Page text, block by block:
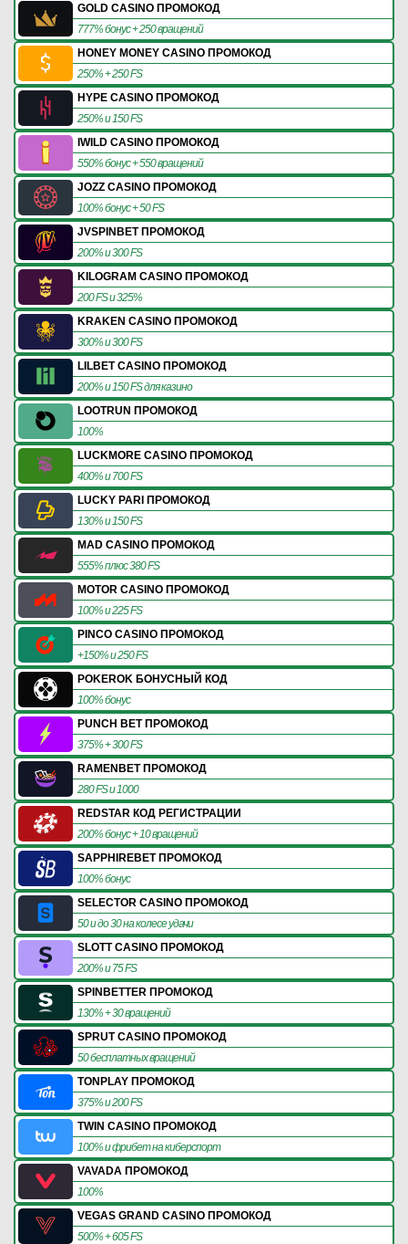
GOLD CASINO ПРОМОКОД
777% бонус + 250 вращений
HONEY MONEY CASINO ПРОМОКОД
250% + 250 FS
HYPE CASINO ПРОМОКОД
250% и 150 FS
IWILD CASINO ПРОМОКОД
550% бонус + 550 вращений
JOZZ CASINO ПРОМОКОД
100% бонус + 50 FS
JVSPINBET ПРОМОКОД
200% и 300 FS
KILOGRAM CASINO ПРОМОКОД
200 FS и 325%
KRAKEN CASINO ПРОМОКОД
300% и 300 FS
LILBET CASINO ПРОМОКОД
200% и 150 FS для казино
LOOTRUN ПРОМОКОД
100%
LUCKMORE CASINO ПРОМОКОД
400% и 700 FS
LUCKY PARI ПРОМОКОД
130% и 150 FS
MAD CASINO ПРОМОКОД
555% плюс 380 FS
MOTOR CASINO ПРОМОКОД
100% и 225 FS
PINCO CASINO ПРОМОКОД
+150% и 250 FS
POKEROK БОНУСНЫЙ КОД
100% бонус
PUNCH BET ПРОМОКОД
375% + 300 FS
RAMENBET ПРОМОКОД
280 FS и 1000
REDSTAR КОД РЕГИСТРАЦИИ
200% бонус + 10 вращений
SAPPHIREBET ПРОМОКОД
100% бонус
SELECTOR CASINO ПРОМОКОД
50 и до 30 на колесе удачи
SLOTT CASINO ПРОМОКОД
200% и 75 FS
SPINBETTER ПРОМОКОД
130% + 30 вращений
SPRUT CASINO ПРОМОКОД
50 бесплатных вращений
TONPLAY ПРОМОКОД
375% и 200 FS
TWIN CASINO ПРОМОКОД
100% и фрибет на киберспорт
VAVADA ПРОМОКОД
100%
VEGAS GRAND CASINO ПРОМОКОД
500% + 605 FS